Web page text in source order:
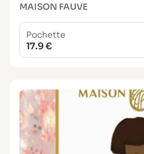
MAISON FAUVE
Pochette
17.9 €